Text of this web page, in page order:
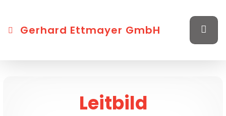
Gerhard Ettmayer GmbH
Leitbild